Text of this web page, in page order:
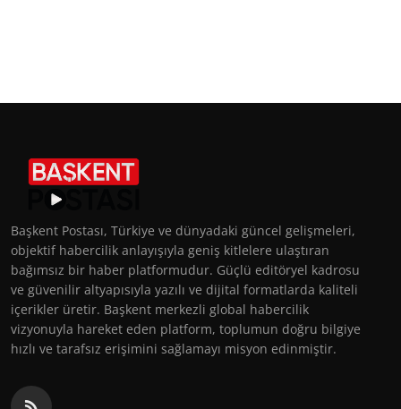
Başkent Postası, Türkiye ve dünyadaki güncel gelişmeleri,
objektif habercilik anlayışıyla geniş kitlelere ulaştıran
bağımsız bir haber platformudur. Güçlü editöryel kadrosu
ve güvenilir altyapısıyla yazılı ve dijital formatlarda kaliteli
içerikler üretir. Başkent merkezli global habercilik
vizyonuyla hareket eden platform, toplumun doğru bilgiye
hızlı ve tarafsız erişimini sağlamayı misyon edinmiştir.